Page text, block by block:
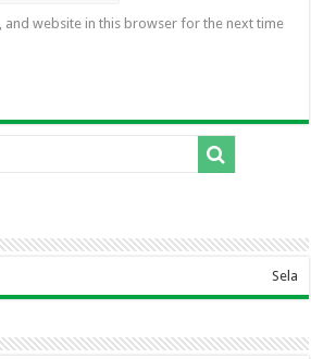
and website in this browser for the next time
Selamat Datang Di